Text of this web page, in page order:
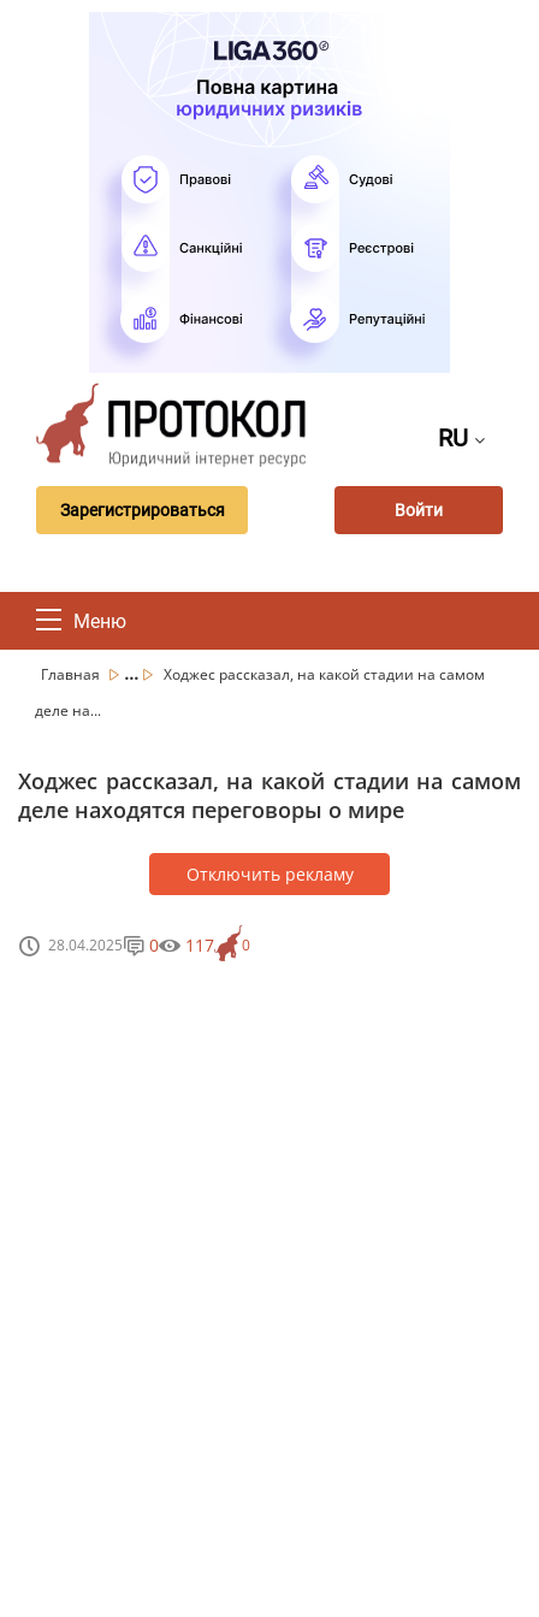
RU
Зарегистрироваться Войти
Меню
Главная ...
Ходжес рассказал, на какой стадии на самом
деле на...
Ходжес рассказал, на какой стадии на самом
деле находятся переговоры о мире
Отключить рекламу
28.04.2025 0
0 117